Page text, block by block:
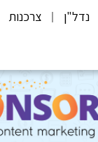
נדל"ן צרכנות